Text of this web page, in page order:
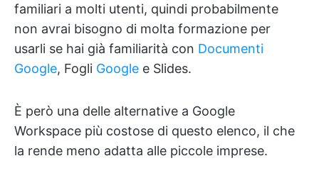
familiari a molti utenti, quindi probabilmente
non avrai bisogno di molta formazione per
usarli se hai già familiarità con Documenti
Google, Fogli Google e Slides.
È però una delle alternative a Google
Workspace più costose di questo elenco, il che
la rende meno adatta alle piccole imprese.